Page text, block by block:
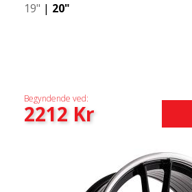
19" | 20"
Begyndende ved:
2212Kr